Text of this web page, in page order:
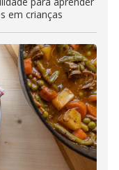
em crianças